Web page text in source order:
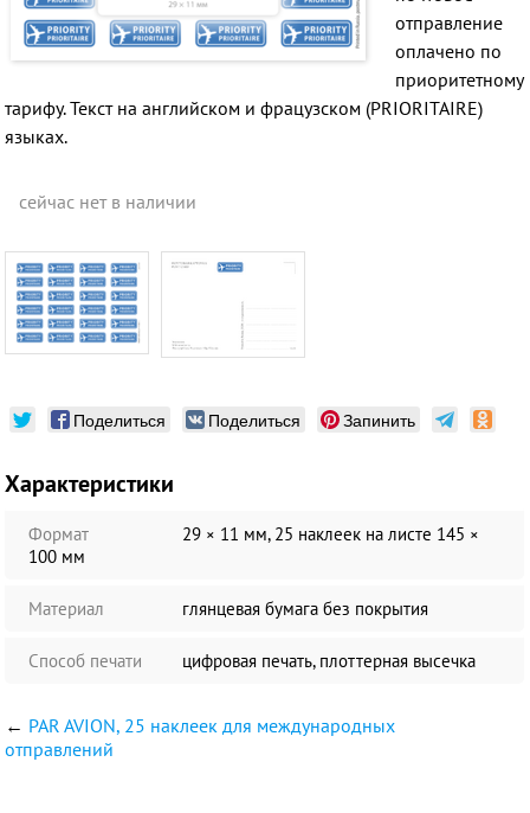
отправление
оплачено по
приоритетному
тарифу. Текст на английском и фрацузском (PRIORITAIRE)
языках.
сейчас нет в наличии
Поделиться Поделиться Запинить
Характеристики
Формат
29 × 11 мм, 25 наклеек на листе 145 ×
100 мм
Материал глянцевая бумага без покрытия
Способ печати цифровая печать, плоттерная высечка
← PAR AVION, 25 наклеек для международных
отправлений